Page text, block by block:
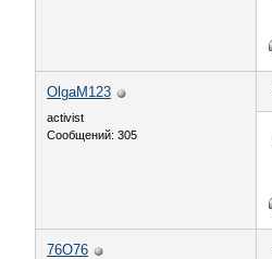
OlgaM123
activist
Сообщений: 305
76О76